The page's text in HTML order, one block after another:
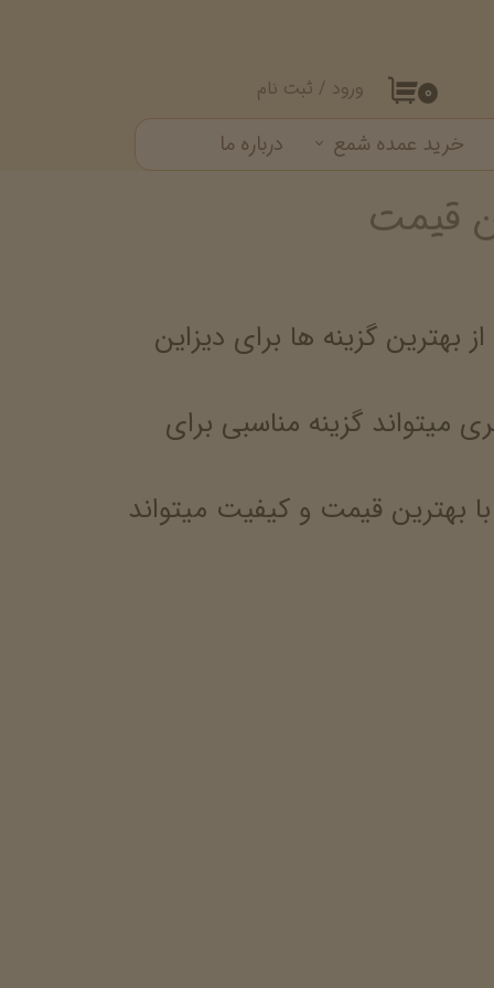
۰ ورود / ثبت نام
حساب کاربری من
خرید عمده شمع درباره ما
قیمت
گزینه ها برای دیزاین
گزینه مناسبی برای
قیمت و کیفیت میتواند